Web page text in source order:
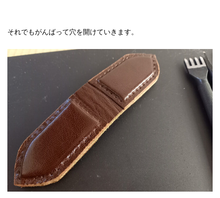
それでもがんばって穴を開けていきます。